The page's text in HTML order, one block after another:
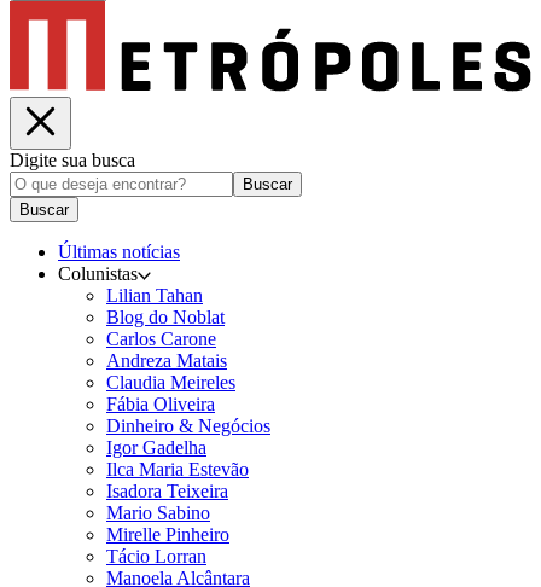
Digite sua busca
Buscar
Buscar
Últimas notícias
Colunistas
Lilian Tahan
Blog do Noblat
Carlos Carone
Andreza Matais
Claudia Meireles
Fábia Oliveira
Dinheiro & Negócios
Igor Gadelha
Ilca Maria Estevão
Isadora Teixeira
Mario Sabino
Mirelle Pinheiro
Tácio Lorran
Manoela Alcântara